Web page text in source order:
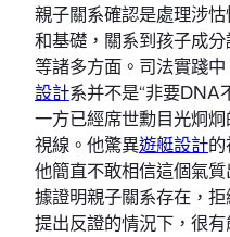
親子關系確認是處理涉
和基礎，關系到孩子成
等諸多方面。司法實踐
設計系并不是“非要DNA
一方已經席世勳目光炯
視線。他驚異遊艇設計
他簡直不敢相信這個氣
據證明親子關系存在，
提出反證的情況下，很